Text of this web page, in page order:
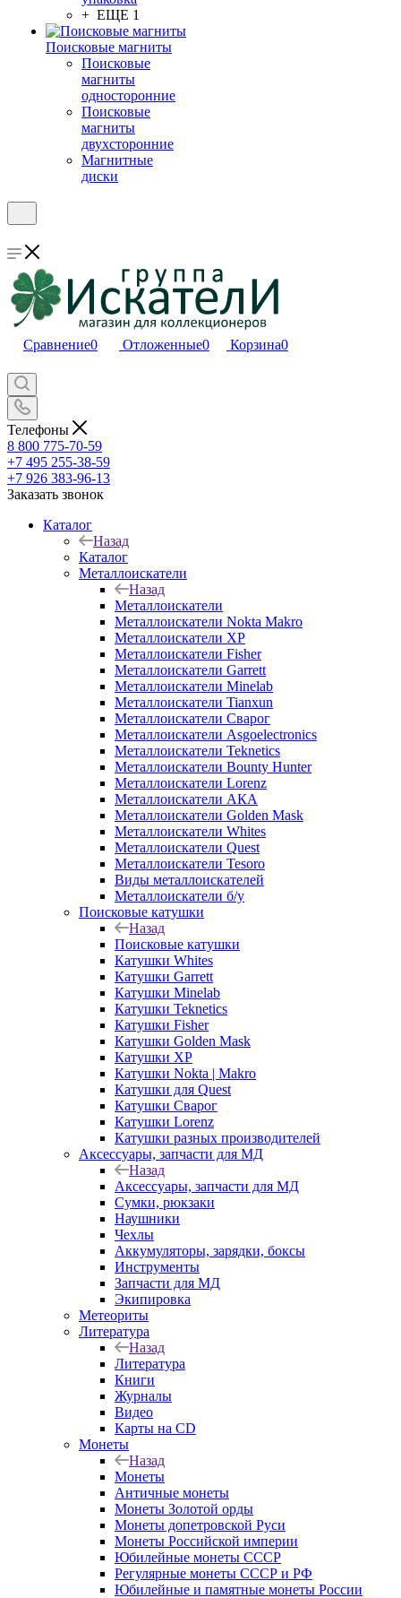
+ ЕЩЕ 1
Поисковые магниты
Поисковые
магниты
односторонние
Поисковые
магниты
двухсторонние
Магнитные
диски
Сравнение0 Отложенные0 Корзина0
Телефоны
8 800 775-70-59
+7 495 255-38-59
+7 926 383-96-13
Заказать звонок
Каталог
Назад
Каталог
Металлоискатели
Назад
Металлоискатели
Металлоискатели Nokta Makro
Металлоискатели XP
Металлоискатели Fisher
Металлоискатели Garrett
Металлоискатели Minelab
Металлоискатели Tianxun
Металлоискатели Сварог
Металлоискатели Asgoelectronics
Металлоискатели Teknetics
Металлоискатели Bounty Hunter
Металлоискатели Lorenz
Металлоискатели АКА
Металлоискатели Golden Mask
Металлоискатели Whites
Металлоискатели Quest
Металлоискатели Tesoro
Виды металлоискателей
Металлоискатели б/у
Поисковые катушки
Назад
Поисковые катушки
Катушки Whites
Катушки Garrett
Катушки Minelab
Катушки Teknetics
Катушки Fisher
Катушки Golden Mask
Катушки XP
Катушки Nokta | Makro
Катушки для Quest
Катушки Сварог
Катушки Lorenz
Катушки разных производителей
Аксессуары, запчасти для МД
Назад
Аксессуары, запчасти для МД
Сумки, рюкзаки
Наушники
Чехлы
Аккумуляторы, зарядки, боксы
Инструменты
Запчасти для МД
Экипировка
Метеориты
Литература
Назад
Литература
Книги
Журналы
Видео
Карты на CD
Монеты
Назад
Монеты
Античные монеты
Монеты Золотой орды
Монеты допетровской Руси
Монеты Российской империи
Юбилейные монеты СССР
Регулярные монеты СССР и РФ
Юбилейные и памятные монеты России